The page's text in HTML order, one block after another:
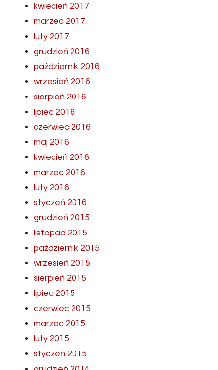
kwiecień 2017
marzec 2017
luty 2017
grudzień 2016
październik 2016
wrzesień 2016
sierpień 2016
lipiec 2016
czerwiec 2016
maj 2016
kwiecień 2016
marzec 2016
luty 2016
styczeń 2016
grudzień 2015
listopad 2015
październik 2015
wrzesień 2015
sierpień 2015
lipiec 2015
czerwiec 2015
marzec 2015
luty 2015
styczeń 2015